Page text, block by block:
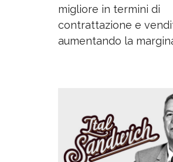
migliore in termini di
contrattazione e
aumentando la